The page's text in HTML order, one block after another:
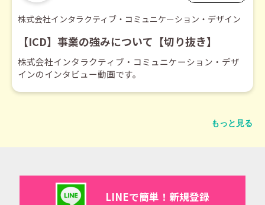
株式会社インタラクティブ・コミュニケーション・デザイン
【ICD】事業の強みについて【切り抜き】
株式会社インタラクティブ・コミュニケーション・デザ
インのインタビュー動画です。
もっと見る
LINEで簡単！新規登録